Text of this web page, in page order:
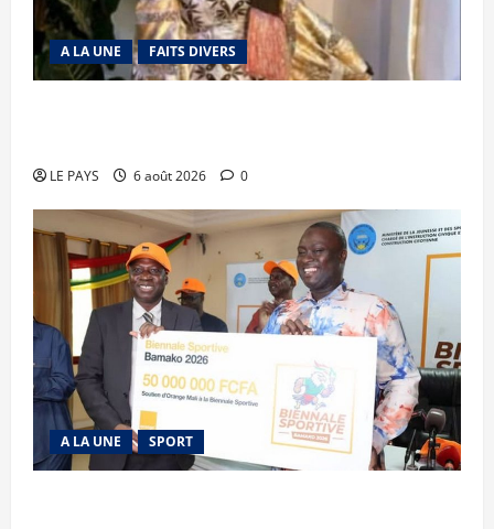
A LA UNE FAITS DIVERS
LE PAYS 6 août 2026 0
A LA UNE SPORT